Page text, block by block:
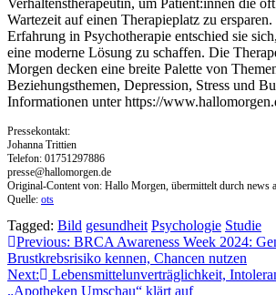
Wartezeit auf einen Therapieplatz zu
Erfahrung in Psychotherapie entschied sie
eine moderne Lösung zu schaffen. Die
Morgen decken eine breite Palette von
Beziehungsthemen, Depression, Stress und
Informationen unter https://
Pressekontakt:
Johanna Trittien
Telefon: 01751297886
presse@hallomorgen.de
Original-Content von: Hallo Morgen, übermittelt durch news
Quelle: ots
Tagged: Bild gesundheit Psychologie Studie
Beitragsnavigation
Previous: BRCA Awareness Week 2024:
Brustkrebsrisiko kennen, Chancen nutzen
Next:
Lebensmittelunverträglichkeit,
„Apotheken Umschau“ klärt auf